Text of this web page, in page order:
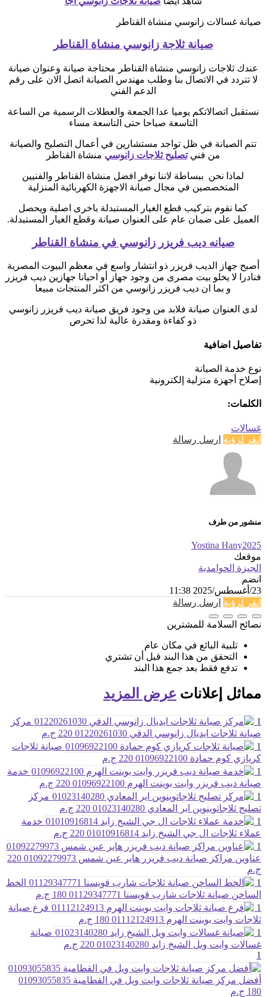
صيانة غسالات زانوسي منشاة القناطر
صيانة ثلاجة زانوسي منشاة القناطر
عندك ثلاجات زانوسي منشاة القناطر محتاجة صيانة وعنوان صيانة
لا تتردد في الاتصال بنا وطلب مهندس الصيانة اتصل الان على رقم
الدعم الفني
نستقبل اتصالاتكم يوميا عدا الجمعة والعطلات الرسمية من الساعة
التاسعة صباحا حتى التاسعة مساء
تتم الصيانة في ظل تواجد مستشارين في أعمال التصليح والصيانة
من فنيتصليح ثلاجات زانوسي منشاة القناطر
لماذا نحن ببساطة لاننا نوفر افضل منشاة القناطر والفنيين
المتخصصين في مجال صيانة الاجهزة الكهربائية المنزلية
كما نقوم بتركيب قطع الغيار المستبدلة باخرى اصلية ويحصل
العميل على ضمان عام على العنوان صيانة وقطع الغيار المستبدلة.
صيانه ديب فريزر زانوسي في منشاة القناطر
أصبح جهاز الديب فريزر ذو انتشار واسع في معظم البيوت المصرية
فنادرا لا يخلو بيت مصرى من وجود جهاز أو احيانا جهازين ديب فريزر
و بما ان ديب فريزر زانوسي من اكثر المنتجات مبيعا
لدى العنوان صيانة فلابد من وجود فريق صيانة ديب فريزر زانوسي
ذو كفاءة ومقدرة عالية لذا تحرص
تفاصيل اضافية
نوع خدمة الصيانة
إصلاح أجهزة منزلية إلكترونية
الكلمات:
غسالات
انقر لرؤية ارسل رسالة
منشور من طرف
Yostina Hany2025
موقعك
الجيزة الحوامدية
انضم
23/أغسطس/2025 11:38
انقر لرؤية ارسل رسالة
نصائح السلامة للمشترين
تلبية البائع في مكان عام
التحقق من هذا البند قبل أن تشتري
تدفع فقط بعد جمع هذا البند
مماثل إعلانات عرض المزيد
1
مركز
صيانة ثلاجات ايديال زانوسي الدقي 01220261030
220 ج.م
1
صيانة ثلاجات
كريازي كوم حمادة 01096922100
220 ج.م
1
خدمة
صيانة ديب فريزر وايت بوينت الهرم 01096922100
220 ج.م
1
مركز
تصليح ثلاجاتوينوين اير المعادي 01023140280
220 ج.م
1
خدمة
عملاء ثلاجات ال جي الشيخ زايد 01010916814
220 ج.م
1
عناوين مراكز صيانة ديب فريزر هاير عين شمس 01092279973
220
ج.م
1
الخط
الساخن صيانة ثلاجات شارب قويسنا 01129347771
180 ج.م
1
فرع صيانة
ثلاجات وايت بوينت الهرم 01112124913
180 ج.م
1
صيانة
غسالات وايت ويل الشيخ زايد 01023140280
220 ج.م
1
أفضل مركز صيانة ثلاجات وايت ويل في القطامية 01093055835
180 ج.م